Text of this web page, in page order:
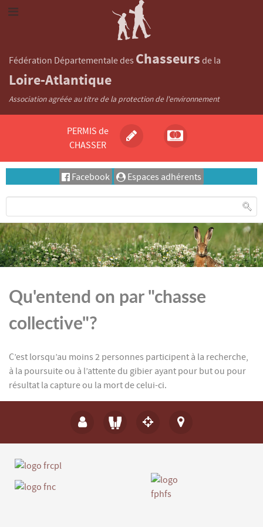
Fédération Départementale des Chasseurs de la
Loire-Atlantique
Association agréée au titre de la protection de l'environnement
PERMIS de
CHASSER
Facebook Espaces adhérents
Qu'entend on par "chasse
collective"?
C’est lorsqu’au moins 2 personnes participent à la recherche,
à la poursuite ou à l’attente du gibier ayant pour but ou pour
résultat la capture ou la mort de celui-ci.